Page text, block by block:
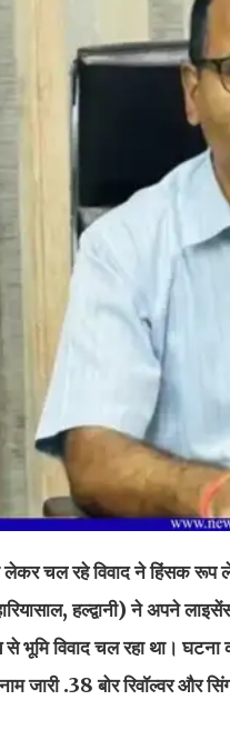
चल रहे विवाद ने हिंसक रूप
हल्द्वानी) ने अपने
से भूमि विवाद चल रहा था।
जारी .38 बोर रिवॉल्वर